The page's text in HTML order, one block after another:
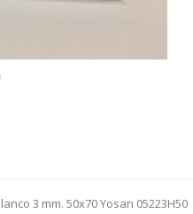
3 mm. 50x70 Yosan 05223H50